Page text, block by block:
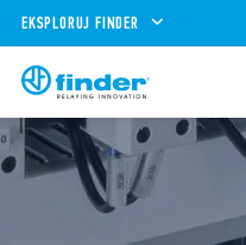
EKSPLORUJ FINDER